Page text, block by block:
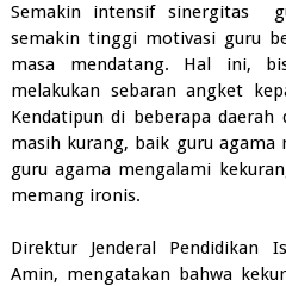
Semakin intensif sinergitas
semakin tinggi motivasi guru
masa mendatang. Hal ini,
melakukan sebaran angket
Kendatipun di beberapa
masih kurang, baik guru agama
guru agama mengalami
memang ironis.
Direktur Jenderal Pendidikan
Amin, mengatakan bahwa